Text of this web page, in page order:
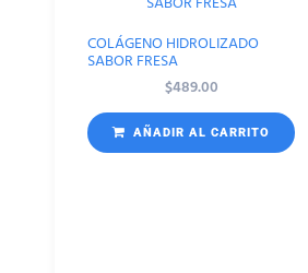
COLÁGENO HIDROLIZADO
SABOR FRESA
$489.00
AÑADIR AL CARRITO